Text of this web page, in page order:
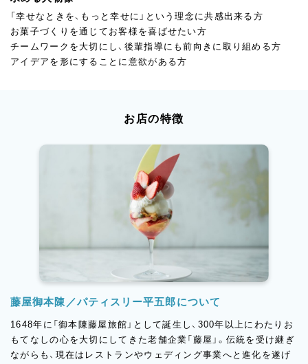
「幸せなときを、もっと幸せに」という理念に共感出来る方
お菓子づくりを通じてお客様を喜ばせたい方
チームワークを大切にし、後輩指導にも前向きに取り組める方
アイデアを形にすることに意欲がある方
お店の特徴
藤屋御本陳／パティスリー平五郎について
1648年に「御本陳藤屋旅館」として誕生し、300年以上にわたりお
もてなしの心を大切にしてきた老舗企業「藤屋」。伝統を受け継ぎ
ながらも、現在はレストランやウェディング事業へと進化を遂げ